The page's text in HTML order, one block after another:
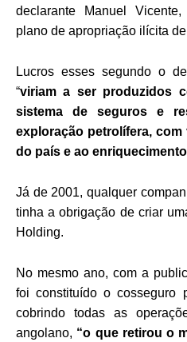
declarante Manuel
plano de apropriação ilícita
Lucros esses segundo o
“viriam a ser produzidos
sistema de seguros e
exploração petrolífera,
do país e ao
Já de 2001, qualquer
tinha a obrigação de criar
Holding.
No mesmo ano, com a
foi constituído o cosseguro
cobrindo todas as
angolano, “o que retirou o